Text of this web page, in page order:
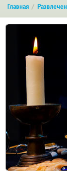
Главная